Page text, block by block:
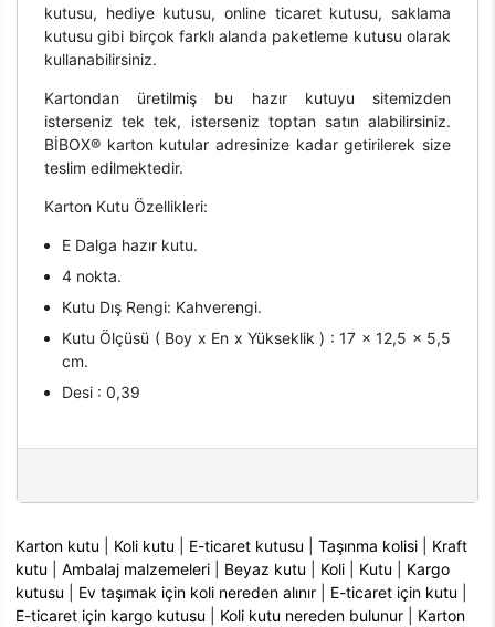
kutusu, hediye kutusu, online ticaret kutusu, saklama
kutusu gibi birçok farklı alanda paketleme kutusu olarak
kullanabilirsiniz.
Kartondan üretilmiş bu hazır kutuyu sitemizden
isterseniz tek tek, isterseniz toptan satın alabilirsiniz.
BİBOX® karton kutular adresinize kadar getirilerek size
teslim edilmektedir.
Karton Kutu Özellikleri:
E Dalga hazır kutu.
4 nokta.
Kutu Dış Rengi: Kahverengi.
Kutu Ölçüsü ( Boy x En x Yükseklik ) : 17 x 12,5 x 5,5
cm.
Desi : 0,39
Karton kutu Koli kutu E-ticaret kutusu |Taşınma kolisi
Kraft
kutu |Ambalaj malzemeleri Beyaz kutu Koli Kutu
Kargo
kutusu
Ev taşımak için koli nereden alınır E-ticaret için kutu
E-ticaret için kargo kutusu
Koli kutu nereden bulunur
Karton